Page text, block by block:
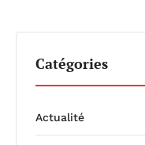
Catégories
Actualité